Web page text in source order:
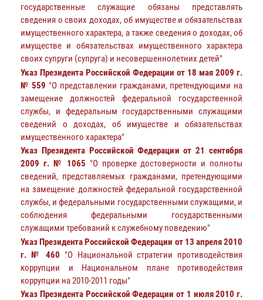
государственные служащие обязаны представлять
сведения о своих доходах, об имуществе и обязательствах
имущественного характера, а также сведения о доходах, об
имуществе и обязательствах имущественного характера
своих супруги (супруга) и несовершеннолетних детей"
Указ Президента Российской Федерации от 18 мая 2009 г.
№ 559 "О представлении гражданами, претендующими на
замещение должностей федеральной государственной
службы, и федеральным государственными служащими
сведений о доходах, об имуществе и обязательствах
имущественного характера"
Указ Президента Российской Федерации от 21 сентября
2009 г. № 1065 "О проверке достоверности и полноты
сведений, представляемых гражданами, претендующими
на замещение должностей федеральной государственной
службы, и федеральными государственными служащими, и
соблюдения федеральными государственными
служащими требований к служебному поведению"
Указ Президента Российской Федерации от 13 апреля 2010
г. № 460 "О Национальной стратегии противодействия
коррупции и Национальном плане противодействия
коррупции на 2010-2011 годы"
Указ Президента Российской Федерации от 1 июля 2010 г.